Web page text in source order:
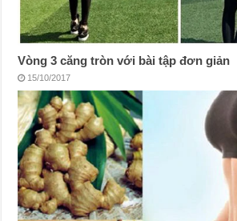
Vòng 3 căng tròn với bài tập đơn giản
15/10/2017